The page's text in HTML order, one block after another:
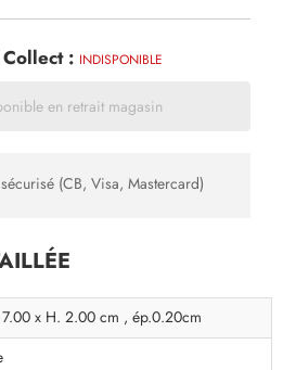
: INDISPONIBLE
en retrait magasin
(CB, Visa, Mastercard)
x H. 2.00 cm , ép.0.20cm